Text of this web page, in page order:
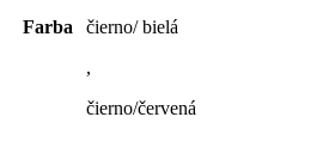
si
stránke
Farba
čierno/ bielá
,
čierno/červená